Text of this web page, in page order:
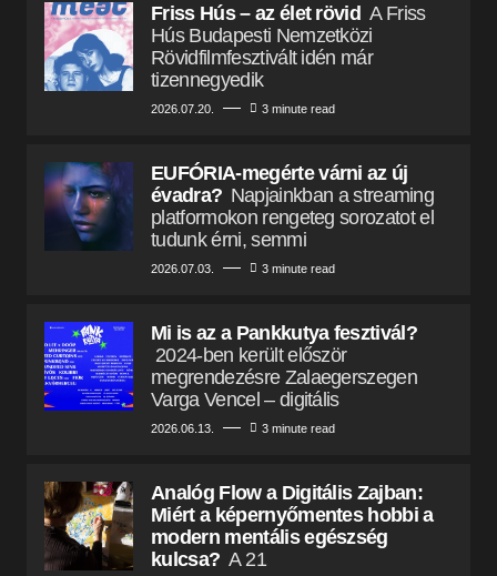
Friss Hús – az élet rövid A Friss
Hús Budapesti Nemzetközi
Rövidfilmfesztivált idén már
tizennegyedik
2026.07.20. 3 minute read
EUFÓRIA-megérte várni az új
évadra? Napjainkban a streaming
platformokon rengeteg sorozatot el
tudunk érni, semmi
2026.07.03. 3 minute read
Mi is az a Pankkutya fesztivál?
2024-ben került először
megrendezésre Zalaegerszegen
Varga Vencel – digitális
2026.06.13. 3 minute read
Analóg Flow a Digitális Zajban:
Miért a képernyőmentes hobbi a
modern mentális egészség
kulcsa? A 21